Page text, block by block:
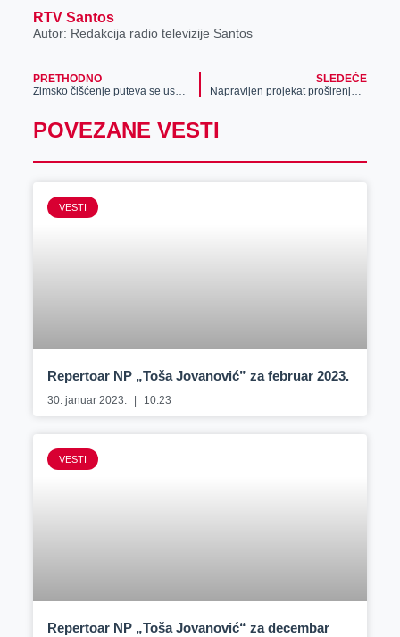
RTV Santos
Autor: Redakcija radio televizije Santos
PRETHODNO
Zimsko čišćenje puteva se uspešno sprovodi
SLEDEĆE
Napravljen projekat proširenja programa na gradskom bazenu
POVEZANE VESTI
VESTI
Repertoar NP „Toša Jovanović” za februar 2023.
30. januar 2023. 10:23
VESTI
Repertoar NP „Toša Jovanović“ za decembar